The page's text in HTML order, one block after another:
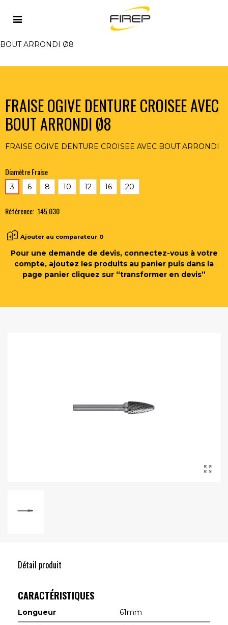
Accueil OUTILLAGE DU SOUDEUR >
FRAISE OGIVE DENTURE CROISEE AVEC
BOUT ARRONDI Ø8
FRAISE OGIVE DENTURE CROISEE AVEC
BOUT ARRONDI Ø8
FRAISE OGIVE DENTURE CROISEE AVEC BOUT ARRONDI
Diamètre Fraise
3 6 8 10 12 16 20
Référence: .145.030
Ajouter au comparateur 0
Pour une demande de devis, connectez-vous à votre
compte, ajoutez les produits au panier puis dans la
page panier cliquez sur “transformer en devis”
Détail produit
CARACTÉRISTIQUES
Longueur
61mm